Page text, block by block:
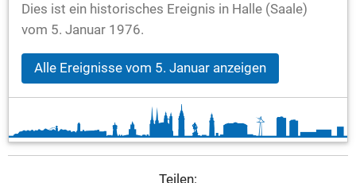
Dies ist ein historisches Ereignis in Halle (Saale)
vom 5. Januar 1976.
Alle Ereignisse vom 5. Januar anzeigen
Teilen: